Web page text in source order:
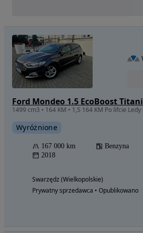
Ford Mondeo 1.5 EcoBoost
Wyróżnione
167 000 km Benzyna
2018
Swarzędz (Wielkopolskie)
Prywatny sprzedawca • Opublikowano